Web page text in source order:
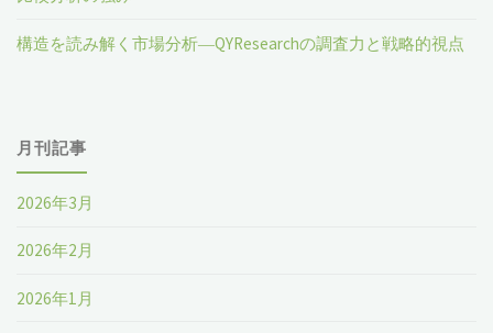
構造を読み解く市場分析―QYResearchの調査力と戦略的視点
月刊記事
2026年3月
2026年2月
2026年1月